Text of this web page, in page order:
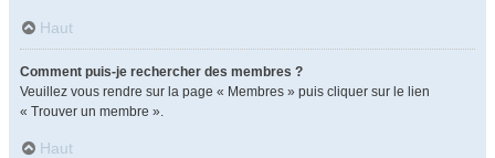
Haut
Comment puis-je rechercher des membres ?
Veuillez vous rendre sur la page « Membres » puis cliquer sur le lien
« Trouver un membre ».
Haut